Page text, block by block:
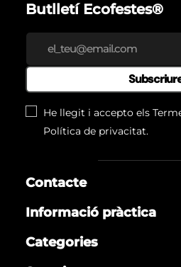
Butlletí Ecofestes®
He llegit i accepto els
Política de privacitat.
Contacte
Informació pràctica
Categories